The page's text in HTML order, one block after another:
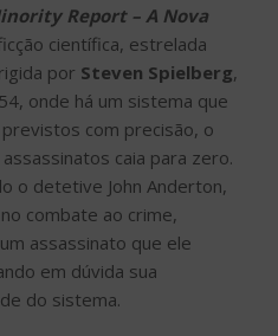
Report – A Nova
científica, estrelada
por Steven Spielberg,
onde há um sistema que
com precisão, o
caia para zero.
o detetive John Anderton,
combate ao crime,
assassinato que ele
em dúvida sua
do sistema.